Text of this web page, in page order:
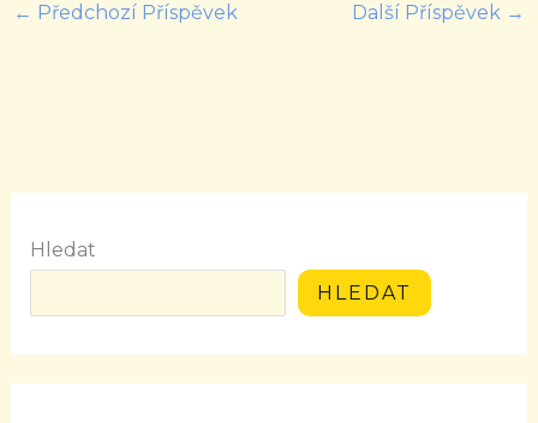
← Předchozí Příspěvek Další Příspěvek →
Hledat
HLEDAT